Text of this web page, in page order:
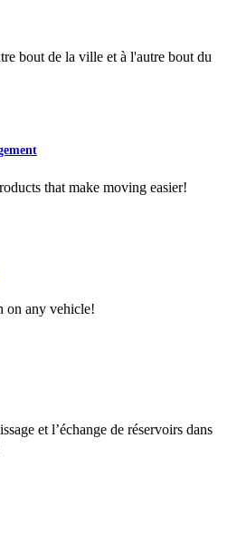
bout de la ville et à l'autre bout du
that make moving easier!
on any vehicle!
et l’échange de réservoirs dans